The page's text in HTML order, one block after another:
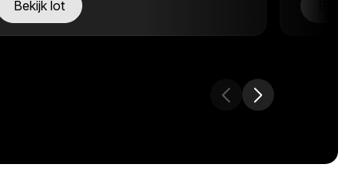
Bekijk lot